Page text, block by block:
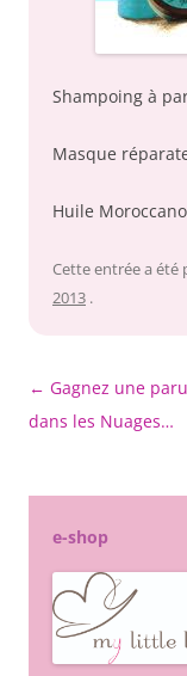
Shampoing à
Masque
Huile
Cette entrée a été
2013 .
Navigation
des
← Gagnez une
dans les Nuages…
e-shop